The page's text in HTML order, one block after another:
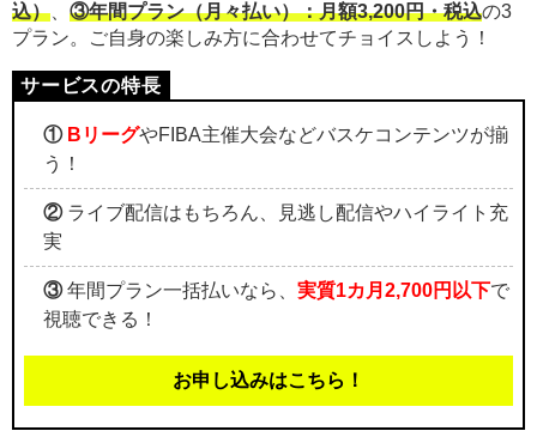
込）
③年間プラン（月々払い）：月額3,200円・税込の3
プラン。ご自身の楽しみ方に合わせてチョイスしよう！
① BリーグやFIBA主催大会などバスケコンテンツが揃
う！
②ライブ配信はもちろん、見逃し配信やハイライト充
実
③年間プラン一括払いなら、 実質1カ月2,700円以下で
視聴できる！
お申し込みはこちら！